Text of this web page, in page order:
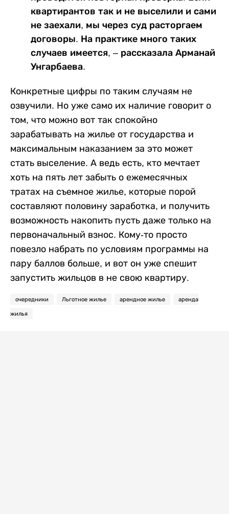
квартирантов так и не выселили и сами
не заехали, мы через суд расторгаем
договоры. На практике много таких
случаев имеется, – рассказала Арманай
Унгарбаева.
Конкретные цифры по таким случаям не
озвучили. Но уже само их наличие говорит о
том, что можно вот так спокойно
зарабатывать на жилье от государства и
максимальным наказанием за это может
стать выселение. А ведь есть, кто мечтает
хоть на пять лет забыть о ежемесячных
тратах на съемное жилье, которые порой
составляют половину заработка, и получить
возможность накопить пусть даже только на
первоначальный взнос. Кому-то просто
повезло набрать по условиям программы на
пару баллов больше, и вот он уже спешит
запустить жильцов в не свою квартиру.
очередники Льготное жилье арендное жилье аренда
жилья